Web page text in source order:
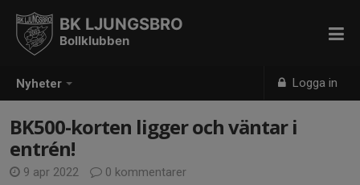
Nyheter Logga in
BK LJUNGSBRO
Bollklubben
BK500-korten ligger och väntar i
entrén!
9 apr 2022
0 kommentarer